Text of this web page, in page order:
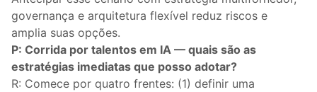
governança e arquitetura flexível reduz riscos e
amplia suas opções.
P: Corrida por talentos em IA — quais são as
estratégias imediatas que posso adotar?
R: Comece por quatro frentes: (1) definir uma